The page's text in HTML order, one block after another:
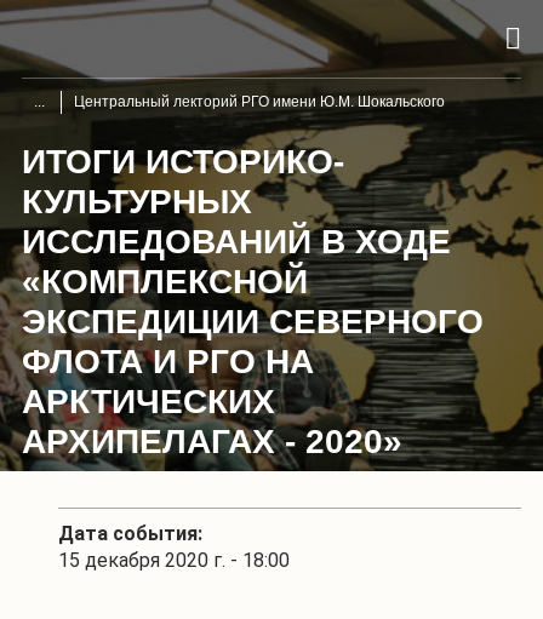
Центральный лекторий РГО имени Ю.М. Шокальского
ИТОГИ ИСТОРИКО-
КУЛЬТУРНЫХ
ИССЛЕДОВАНИЙ В ХОДЕ
«КОМПЛЕКСНОЙ
ЭКСПЕДИЦИИ СЕВЕРНОГО
ФЛОТА И РГО НА
АРКТИЧЕСКИХ
АРХИПЕЛАГАХ - 2020»
Дата события:
15 декабря 2020 г. - 18:00